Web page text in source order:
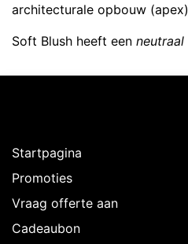
architecturale opbouw
Soft Blush heeft een neutraal
Startpagina
Promoties
Vraag offerte aan
Cadeaubon